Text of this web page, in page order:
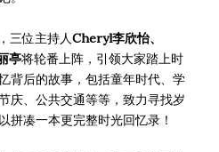
三位主持人Cheryl李欣怡、
亭将轮番上阵，引领大家踏上时
背后的故事，包括童年时代、学
庆、公共交通等等，致力寻找岁
拼凑一本更完整时光回忆录！